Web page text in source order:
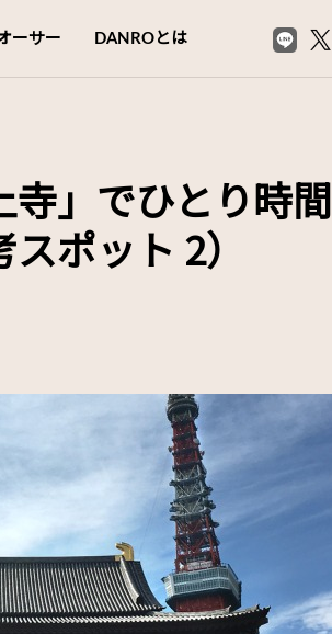
ーサー DANROとは
」でひとり時間
ポット 2）